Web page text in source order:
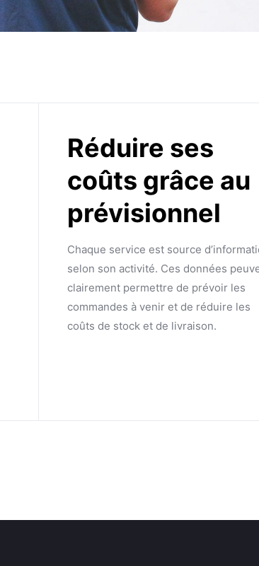
Réduire ses
coûts grâce au
prévisionnel
Chaque service est source
selon son activité. Ces données
clairement permettre de prévoir les
commandes à venir et de réduire les
coûts de stock et de livraison.